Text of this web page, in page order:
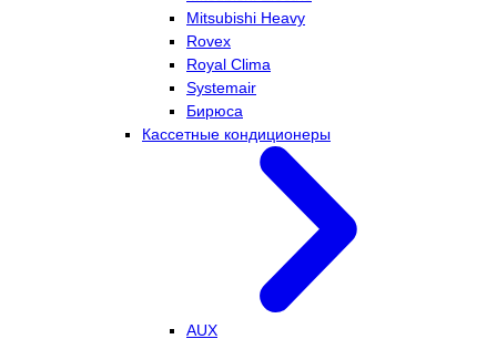
Mitsubishi Heavy
Rovex
Royal Clima
Systemair
Бирюса
Кассетные кондиционеры
AUX